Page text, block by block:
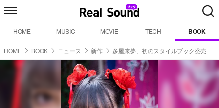
HOME MUSIC MOVIE TECH BOOK
HOME BOOK ニュース 新作 多屋来夢、初のスタイルブック発売